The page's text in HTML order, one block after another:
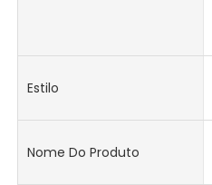
Estilo
Nome Do Produto